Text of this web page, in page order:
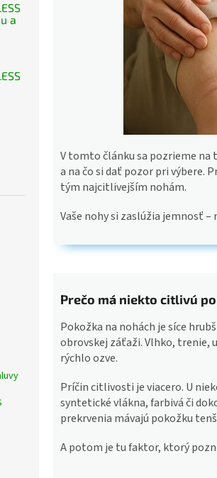
a
V tomto článku sa pozrieme
a na čo si dať pozor pri výbere.
tým najcitlivejším nohám.
Vaše nohy si zaslúžia jemnosť
Prečo má niekto citlivú
Pokožka na nohách je síce
obrovskej záťaži. Vlhko, trenie,
rýchlo ozve.
Príčin citlivosti je viacero. U
syntetické vlákna, farbivá či
prekrvenia mávajú pokožku
A potom je tu faktor, ktorý